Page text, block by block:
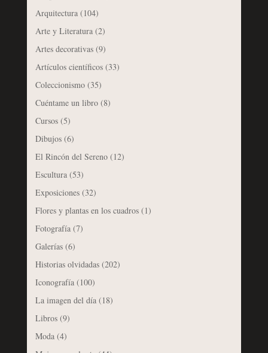
Arquitectura(104)
Arte y Literatura(2)
Artes decorativas(9)
Artículos científicos(33)
Coleccionismo(35)
Cuéntame un libro(8)
Cursos(5)
Dibujos(6)
El Rincón del Sereno(12)
Escultura(53)
Exposiciones(32)
Flores y plantas en los cuadros(1)
Fotografía(7)
Galerías(6)
Historias olvidadas(202)
Iconografía(100)
La imagen del día(18)
Libros(9)
Moda(4)